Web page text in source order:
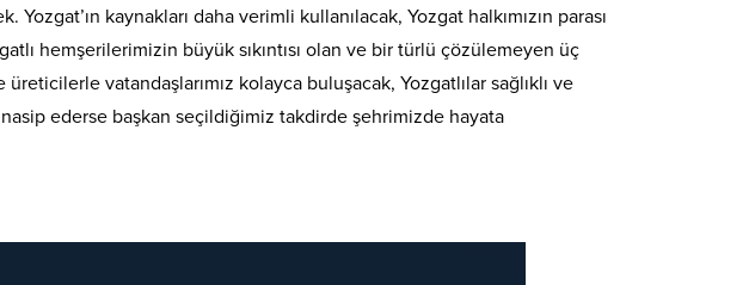
kaynakları daha verimli kullanılacak, Yozgat halkımızın parası
hemşerilerimizin büyük sıkıntısı olan ve bir türlü çözülemeyen üç
vatandaşlarımız kolayca buluşacak, Yozgatlılar sağlıklı ve
ederse başkan seçildiğimiz takdirde şehrimizde hayata